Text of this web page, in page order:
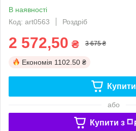
В наявності
Код: art0563
Роздріб
2 572,50 ₴ 3 675 ₴
Економія 1102.50 ₴
Купити
або
Купити з